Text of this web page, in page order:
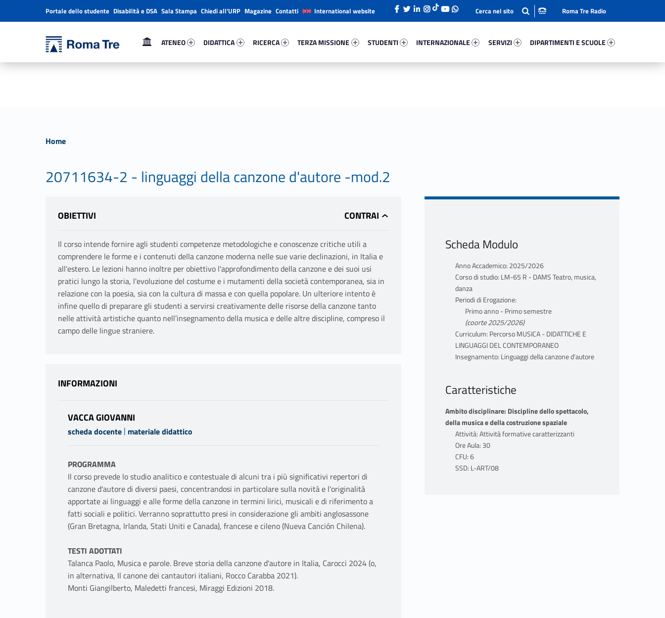
Università Roma Tre Primary Menu
ATENEO
DIDATTICA
RICERCA
TERZA MISSIONE
STUDENTI
INTERNAZIONALE
SERVIZI
DIPARTIMENTI E SCUOLE
Header info sidebar
Portale dello studente Disabilità e DSA Sala Stampa Chiedi all’URP Magazine Contatti International website Roma Tre Radio
Home
20711634-2 - linguaggi della canzone d'autore -mod.2
OBIETTIVI
Il corso intende fornire agli studenti competenze metodologiche e conoscenze critiche utili a
comprendere le forme e i contenuti della canzone moderna nelle sue varie declinazioni, in Italia e
all'estero. Le lezioni hanno inoltre per obiettivo l'approfondimento della canzone e dei suoi usi
pratici lungo la storia, l'evoluzione del costume e i mutamenti della società contemporanea, sia in
relazione con la poesia, sia con la cultura di massa e con quella popolare. Un ulteriore intento è
infine quello di preparare gli studenti a servirsi creativamente delle risorse della canzone tanto
nelle attività artistiche quanto nell’insegnamento della musica e delle altre discipline, compreso il
campo delle lingue straniere.
INFORMAZIONI
VACCA GIOVANNI
scheda docente | materiale didattico
PROGRAMMA
Il corso prevede lo studio analitico e contestuale di alcuni tra i più significativi repertori di
canzone d'autore di diversi paesi, concentrandosi in particolare sulla novità e l'originalità
apportate ai linguaggi e alle forme della canzone in termini lirici, musicali e di riferimento a
fatti sociali e politici. Verranno soprattutto presi in considerazione gli ambiti anglosassone
(Gran Bretagna, Irlanda, Stati Uniti e Canada), francese e cileno (Nueva Canción Chilena).
TESTI ADOTTATI
Talanca Paolo, Musica e parole. Breve storia della canzone d'autore in Italia, Carocci 2024 (o,
in alternativa, Il canone dei cantautori italiani, Rocco Carabba 2021).
Monti Giangilberto, Maledetti francesi, Miraggi Edizioni 2018.
Scheda Modulo
Anno Accademico: 2025/2026
Corso di studio: LM-65 R - DAMS Teatro, musica,
danza
Periodi di Erogazione:
Primo anno - Primo semestre
(coorte 2025/2026)
Curriculum: Percorso MUSICA - DIDATTICHE E
LINGUAGGI DEL CONTEMPORANEO
Insegnamento: Linguaggi della canzone d'autore
Caratteristiche
Ambito disciplinare: Discipline dello spettacolo,
della musica e della costruzione spaziale
Attività: Attività formative caratterizzanti
Ore Aula: 30
CFU: 6
SSD: L-ART/08